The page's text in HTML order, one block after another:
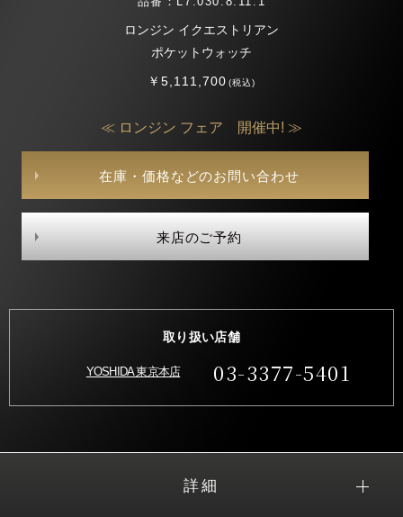
ロンジン イクエストリアン
ポケットウォッチ
￥5,111,700(税込)
≪ ロンジン フェア 開催中! ≫
在庫・価格などのお問い合わせ
来店のご予約
取り扱い店舗
YOSHIDA 東京本店 03-3377-5401
詳細